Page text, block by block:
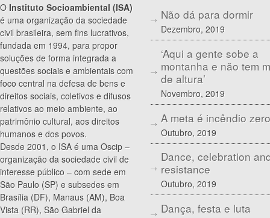
O Instituto Socioambiental (ISA)
é uma organização da sociedade
civil brasileira, sem fins lucrativos,
fundada em 1994, para propor
soluções de forma integrada a
questões sociais e ambientais com
foco central na defesa de bens e
direitos sociais, coletivos e difusos
relativos ao meio ambiente, ao
patrimônio cultural, aos direitos
humanos e dos povos.
Desde 2001, o ISA é uma Oscip –
organização da sociedade civil de
interesse público – com sede em
São Paulo (SP) e subsedes em
Brasília (DF), Manaus (AM), Boa
Vista (RR), São Gabriel da
Não dá para dormir
Dezembro, 2019
‘Aqui a gente sobe a
montanha e não tem
de altura’
Novembro, 2019
A meta é incêndio zero
Outubro, 2019
Dance, celebration
resistance
Outubro, 2019
Dança, festa e luta